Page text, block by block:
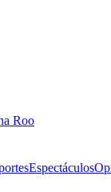
Roo
Espectáculos